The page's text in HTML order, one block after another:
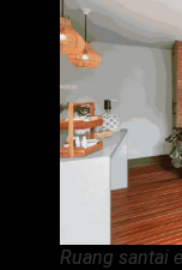
Ruang santai